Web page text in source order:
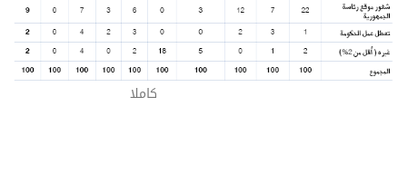
شاهد الجدول
كاملا